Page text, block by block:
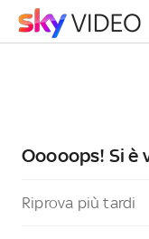
Ooooops! Si è
Riprova più tardi